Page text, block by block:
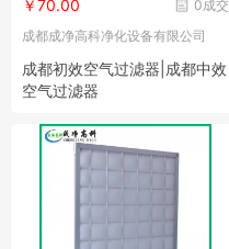
0成交
￥70.00
成都成净高科净化设备有限公司
成都初效空气过滤器|成都中效
空气过滤器